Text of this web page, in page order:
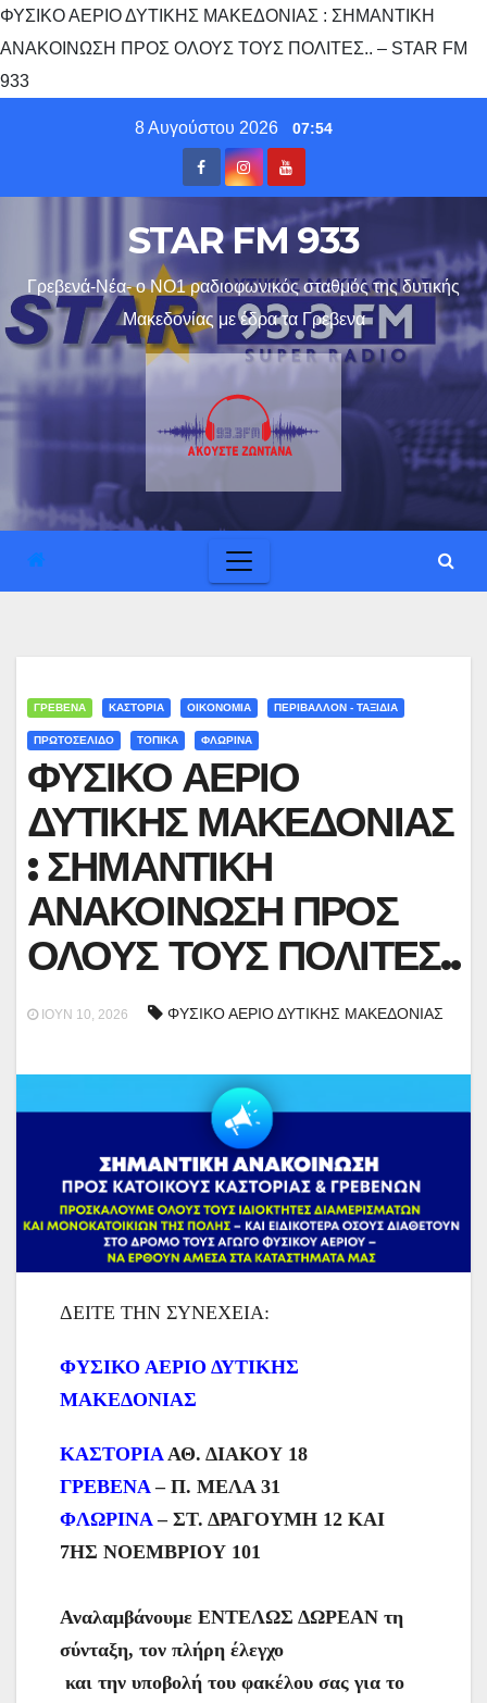
ΦΥΣΙΚΟ ΑΕΡΙΟ ΔΥΤΙΚΗΣ ΜΑΚΕΔΟΝΙΑΣ : ΣΗΜΑΝΤΙΚΗ
ΑΝΑΚΟΙΝΩΣΗ ΠΡΟΣ ΟΛΟΥΣ ΤΟΥΣ ΠΟΛΙΤΕΣ.. – STAR FM
933
8 Αυγούστου 2026 07:54
STAR FM 933
Γρεβενά-Νέα- ο ΝΟ1 ραδιοφωνικός σταθμός της δυτικής
Μακεδονίας με έδρα τα Γρεβενα
ΓΡΕΒΕΝΑ ΚΑΣΤΟΡΙΑ ΟΙΚΟΝΟΜΙΑ ΠΕΡΙΒΑΛΛΟΝ - ΤΑΞΙΔΙΑ
ΠΡΩΤΟΣΕΛΙΔΟ ΤΟΠΙΚΑ ΦΛΩΡΙΝΑ
ΦΥΣΙΚΟ ΑΕΡΙΟ
ΔΥΤΙΚΗΣ ΜΑΚΕΔΟΝΙΑΣ
: ΣΗΜΑΝΤΙΚΗ
ΑΝΑΚΟΙΝΩΣΗ ΠΡΟΣ
ΟΛΟΥΣ ΤΟΥΣ ΠΟΛΙΤΕΣ..
ΙΟΎΝ 10, 2026 ΦΥΣΙΚΟ ΑΕΡΙΟ ΔΥΤΙΚΗΣ ΜΑΚΕΔΟΝΙΑΣ
ΔΕΙΤΕ ΤΗΝ ΣΥΝΕΧΕΙΑ:
ΦΥΣΙΚΟ ΑΕΡΙΟ ΔΥΤΙΚΗΣ
ΜΑΚΕΔΟΝΙΑΣ
ΚΑΣΤΟΡΙΑΑΘ. ΔΙΑΚΟΥ 18
ΓΡΕΒΕΝΑ– Π. ΜΕΛΑ 31
ΦΛΩΡΙΝΑ– ΣΤ. ΔΡΑΓΟΥΜΗ 12 ΚΑΙ
7ΗΣ ΝΟΕΜΒΡΙΟΥ 101
Αναλαμβάνουμε ΕΝΤΕΛΩΣ ΔΩΡΕΑΝ τη
σύνταξη, τον πλήρη έλεγχο
και την υποβολή του φακέλου σας για το